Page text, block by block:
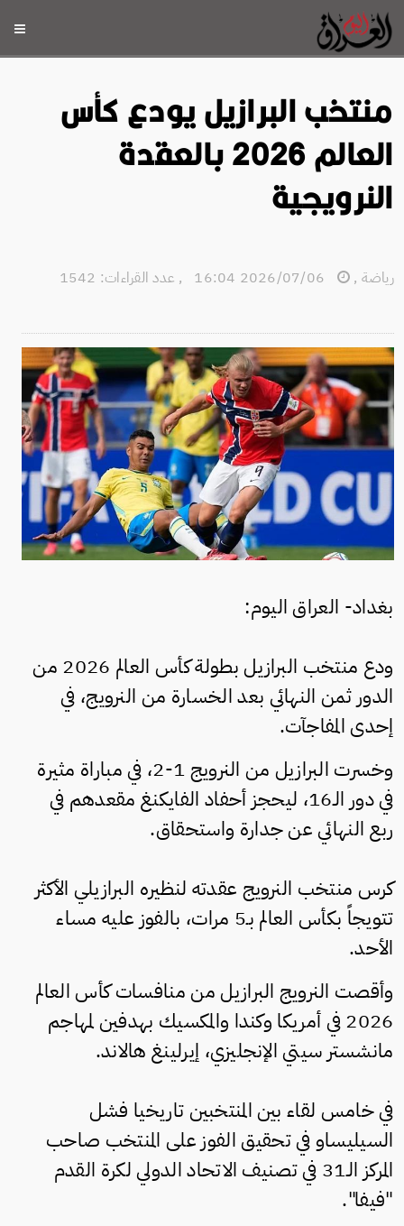
منتخب البرازيل يودع كأس
العالم 2026 بالعقدة
النرويجية
رياضة ,
, عدد القراءات: 1542
بغداد- العراق اليوم:
ودع منتخب البرازيل بطولة كأس العالم 2026 من
الدور ثمن النهائي بعد الخسارة من النرويج، في
إحدى المفاجآت.
وخسرت البرازيل من النرويج 1-2، في مباراة مثيرة
في دور الـ16، ليحجز أحفاد الفايكنغ مقعدهم في
ربع النهائي عن جدارة واستحقاق.
كرس منتخب النرويج عقدته لنظيره البرازيلي الأكثر
تتويجاً بكأس العالم بـ5 مرات، بالفوز عليه مساء
الأحد.
وأقصت النرويج البرازيل من منافسات كأس العالم
2026 في أمريكا وكندا والمكسيك بهدفين لمهاجم
مانشستر سيتي الإنجليزي، إيرلينغ هالاند.
في خامس لقاء بين المنتخبين تاريخيا فشل
السيليساو في تحقيق الفوز على المنتخب صاحب
المركز الـ31 في تصنيف الاتحاد الدولي لكرة القدم
"فيفا".